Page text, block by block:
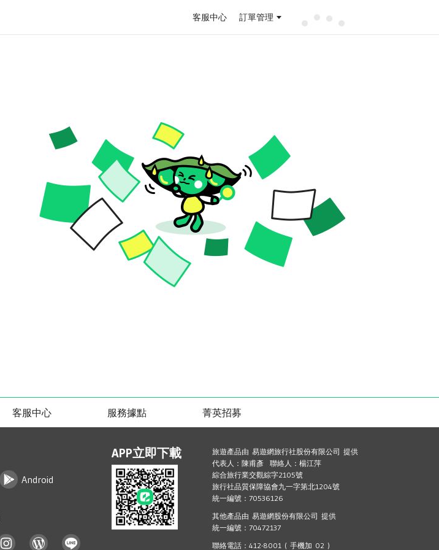
客服中心 訂單管理
客服中心 服務據點 菁英招募
Android
APP立即下載
旅遊產品由 易遊網旅行社股份有限公司 提供
代表人：陳甫彥 聯絡人：楊江萍
綜合旅行業交觀綜字2105號
旅行社品質保障協會九一字第北1204號
統一編號：70536126
其他產品由 易遊網股份有限公司 提供
統一編號：70472137
聯絡電話：412-8001 ( 手機加 02 )